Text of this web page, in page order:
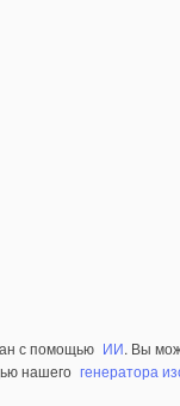
с помощью ИИ. Вы
нашего генератора